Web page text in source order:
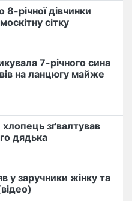
8-річної дівчинки
сітку
7-річного сина
на ланцюгу майже
️зґвалтував
дядька
у заручники жінку та